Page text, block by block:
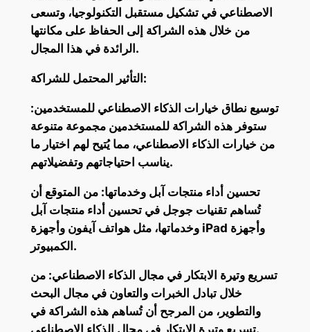
الاصطناعي في تشكيل مستقبل التكنولوجيا، وتسعى
من خلال هذه الشراكة إلى الحفاظ على مكانتها
الرائدة في هذا المجال.
التأثير المحتمل للشراكة:
توسيع نطاق خيارات الذكاء الاصطناعي للمستخدمين:
ستوفر هذه الشراكة للمستخدمين مجموعة متنوعة
من خيارات الذكاء الاصطناعي، مما يُتيح لهم اختيار ما
يناسب احتياجاتهم وتفضيلاتهم.
تحسين أداء منتجات آبل وخدماتها: من المتوقع أن
تُساهم تقنيات جوجل في تحسين أداء منتجات آبل
وخدماتها، مثل هواتف آيفون وأجهزة iPad وأجهزة
الكمبيوتر.
تسريع وتيرة الابتكار في مجال الذكاء الاصطناعي: من
خلال تبادل الخبرات والتعاون في مجال البحث
والتطوير، من المرجح أن تُساهم هذه الشراكة في